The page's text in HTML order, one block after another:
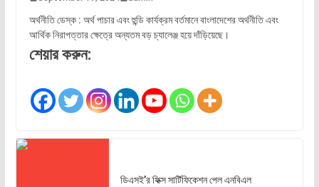
অর্থনীতি ডেস্ক : অর্থ পাচার এবং হুন্ডি কার্যক্রম বর্তমানে বাংলাদেশের অর্থনীতি এবং
আর্থিক নিরাপত্তার ক্ষেত্রে অন্যতম বড় চ্যালেঞ্জ হয়ে দাঁড়িয়েছে।
শেয়ার করুন:
ডিএসই’র ফিক্স সার্টিফিকেশন পেল এনবিএল